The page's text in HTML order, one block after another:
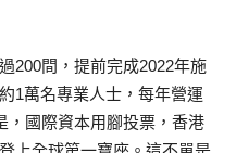
200間，提前完成2022年施
1萬名專業人士，每年營運
，國際資本用腳投票，香港